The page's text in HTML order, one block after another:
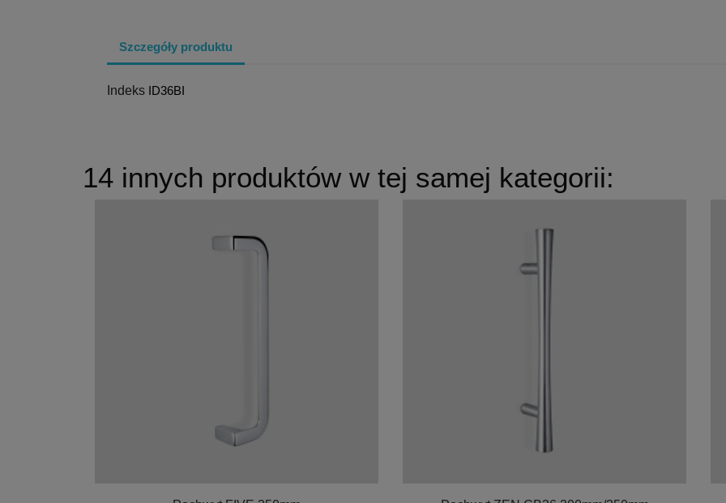
Szczegóły produktu
Indeks ID36BI
14 innych produktów w tej samej kategorii: